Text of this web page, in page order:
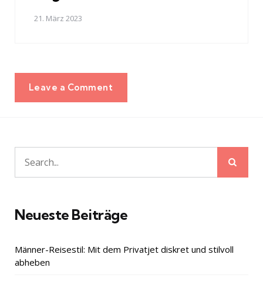
21. März 2023
Leave a Comment
Search
for:
Neueste Beiträge
Männer-Reisestil: Mit dem Privatjet diskret und stilvoll
abheben